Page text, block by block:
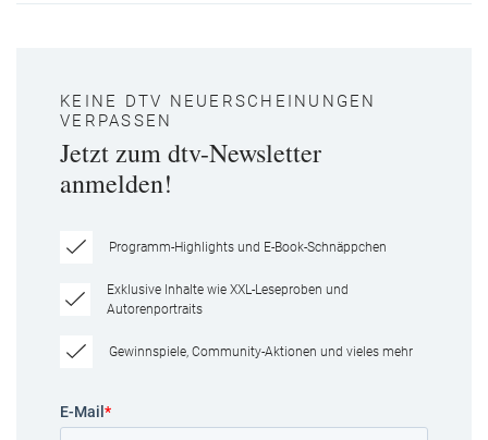
KEINE DTV NEUERSCHEINUNGEN
VERPASSEN
Jetzt zum dtv-Newsletter
anmelden!
Programm-Highlights und E-Book-Schnäppchen
Exklusive Inhalte wie XXL-Leseproben und
Autorenportraits
Gewinnspiele, Community-Aktionen und vieles mehr
E-Mail *